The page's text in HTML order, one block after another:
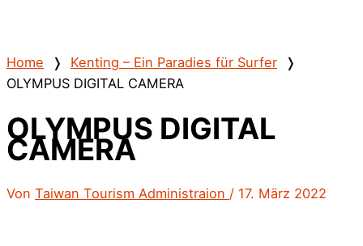
Home ❭ Kenting – Ein Paradies für Surfer ❭
OLYMPUS DIGITAL CAMERA
OLYMPUS DIGITAL
CAMERA
Von Taiwan Tourism Administraion / 17. März 2022